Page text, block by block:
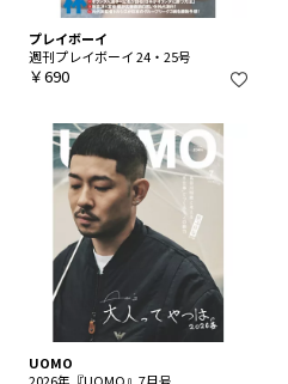
プレイボーイ
週刊プレイボーイ 24・25号
￥690
UOMO